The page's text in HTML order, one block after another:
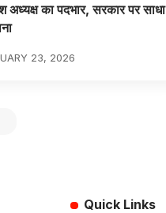
अध्यक्ष का पदभार, सरकार पर साधा
23, 2026
Quick Links